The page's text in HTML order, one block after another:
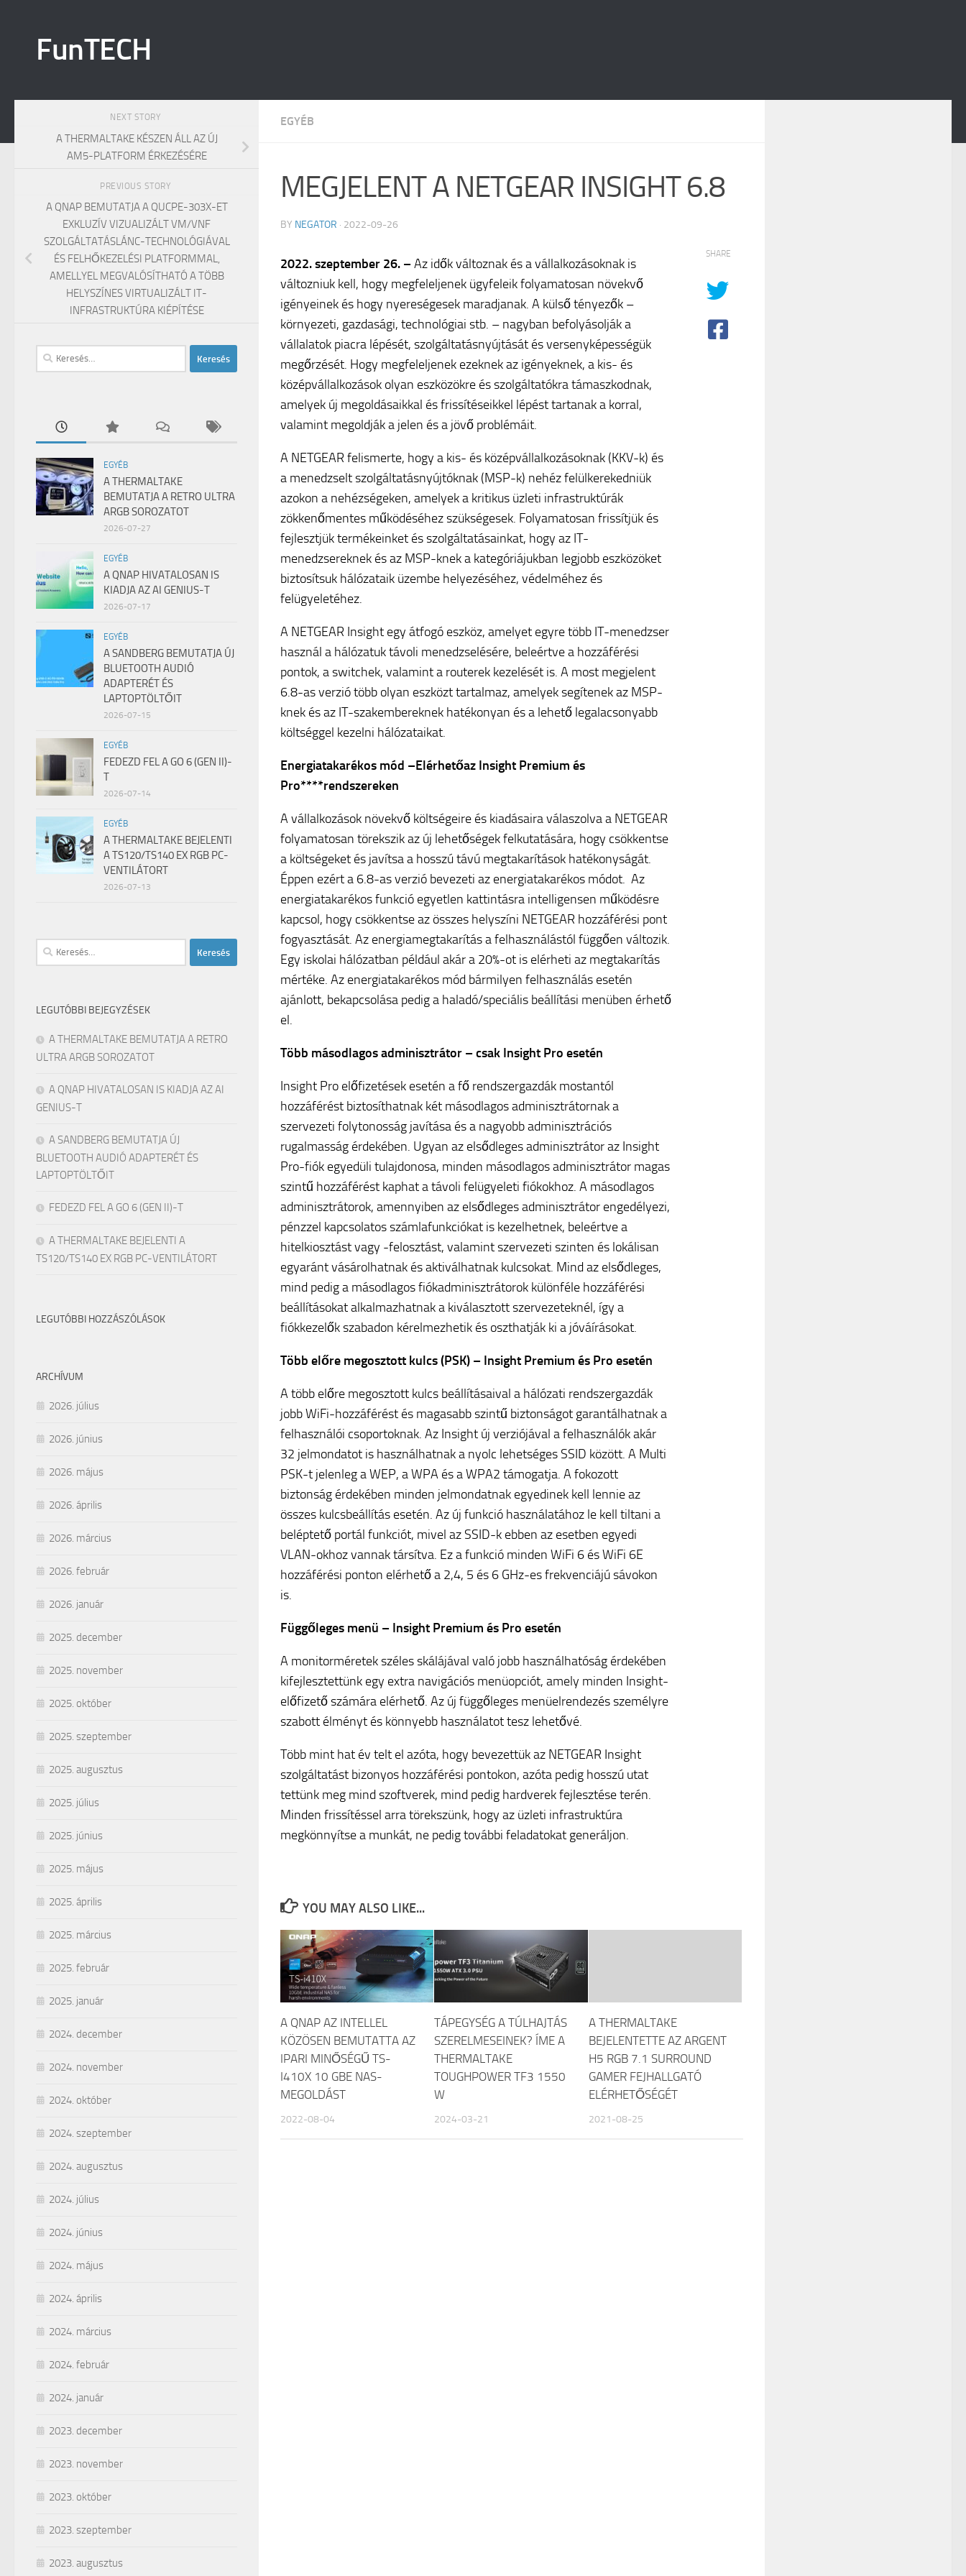
FunTECH
EGYÉB
MEGJELENT A NETGEAR INSIGHT 6.8
BY NEGATOR · 2022-09-26
2022. szeptember 26. –Az idők változnak és a vállalkozásoknak is
változniuk kell, hogy megfeleljenek ügyfeleik folyamatosan növekvő
igényeinek és hogy nyereségesek maradjanak. A külső tényezők –
környezeti, gazdasági, technológiai stb. – nagyban befolyásolják a
vállalatok piacra lépését, szolgáltatásnyújtását és versenyképességük
megőrzését. Hogy megfeleljenek ezeknek az igényeknek, a kis- és
középvállalkozások olyan eszközökre és szolgáltatókra támaszkodnak,
amelyek új megoldásaikkal és frissítéseikkel lépést tartanak a korral,
valamint megoldják a jelen és a jövő problémáit.
A NETGEAR felismerte, hogy a kis- és középvállalkozásoknak (KKV-k) és
a menedzselt szolgáltatásnyújtóknak (MSP-k) nehéz felülkerekedniük
azokon a nehézségeken, amelyek a kritikus üzleti infrastruktúrák
zökkenőmentes működéséhez szükségesek. Folyamatosan frissítjük és
fejlesztjük termékeinket és szolgáltatásainkat, hogy az IT-
menedzsereknek és az MSP-knek a kategóriájukban legjobb eszközöket
biztosítsuk hálózataik üzembe helyezéséhez, védelméhez és
felügyeletéhez.
A NETGEAR Insight egy átfogó eszköz, amelyet egyre több IT-menedzser
használ a hálózatuk távoli menedzselésére, beleértve a hozzáférési
pontok, a switchek, valamint a routerek kezelését is. A most megjelent
6.8-as verzió több olyan eszközt tartalmaz, amelyek segítenek az MSP-
knek és az IT-szakembereknek hatékonyan és a lehető legalacsonyabb
költséggel kezelni hálózataikat.
Energiatakarékos mód –Elérhetőaz Insight Premium és
Pro****rendszereken
A vállalkozások növekvő költségeire és kiadásaira válaszolva a NETGEAR
folyamatosan törekszik az új lehetőségek felkutatására, hogy csökkentse
a költségeket és javítsa a hosszú távú megtakarítások hatékonyságát.
Éppen ezért a 6.8-as verzió bevezeti az energiatakarékos módot. Az
energiatakarékos funkció egyetlen kattintásra intelligensen működésre
kapcsol, hogy csökkentse az összes helyszíni NETGEAR hozzáférési pont
fogyasztását. Az energiamegtakarítás a felhasználástól függően változik.
Egy iskolai hálózatban például akár a 20%-ot is elérheti az megtakarítás
mértéke. Az energiatakarékos mód bármilyen felhasználás esetén
ajánlott, bekapcsolása pedig a haladó/speciális beállítási menüben érhető
el.
Több másodlagos adminisztrátor – csak Insight Pro esetén
Insight Pro előfizetések esetén a fő rendszergazdák mostantól
hozzáférést biztosíthatnak két másodlagos adminisztrátornak a
szervezeti folytonosság javítása és a nagyobb adminisztrációs
rugalmasság érdekében. Ugyan az elsődleges adminisztrátor az Insight
Pro-fiók egyedüli tulajdonosa, minden másodlagos adminisztrátor magas
szintű hozzáférést kaphat a távoli felügyeleti fiókokhoz. A másodlagos
adminisztrátorok, amennyiben az elsődleges adminisztrátor engedélyezi,
pénzzel kapcsolatos számlafunkciókat is kezelhetnek, beleértve a
hitelkiosztást vagy -felosztást, valamint szervezeti szinten és lokálisan
egyaránt vásárolhatnak és aktiválhatnak kulcsokat. Mind az elsődleges,
mind pedig a másodlagos fiókadminisztrátorok különféle hozzáférési
beállításokat alkalmazhatnak a kiválasztott szervezeteknél, így a
fiókkezelők szabadon kérelmezhetik és oszthatják ki a jóváírásokat.
Több előre megosztott kulcs (PSK) – Insight Premium és Pro esetén
A több előre megosztott kulcs beállításaival a hálózati rendszergazdák
jobb WiFi-hozzáférést és magasabb szintű biztonságot garantálhatnak a
felhasználói csoportoknak. Az Insight új verziójával a felhasználók akár
32 jelmondatot is használhatnak a nyolc lehetséges SSID között. A Multi
PSK-t jelenleg a WEP, a WPA és a WPA2 támogatja. A fokozott
biztonság érdekében minden jelmondatnak egyedinek kell lennie az
összes kulcsbeállítás esetén. Az új funkció használatához le kell tiltani a
beléptető portál funkciót, mivel az SSID-k ebben az esetben egyedi
VLAN-okhoz vannak társítva. Ez a funkció minden WiFi 6 és WiFi 6E
hozzáférési ponton elérhető a 2,4, 5 és 6 GHz-es frekvenciájú sávokon
is.
Függőleges menü – Insight Premium és Pro esetén
A monitorméretek széles skálájával való jobb használhatóság érdekében
kifejlesztettünk egy extra navigációs menüopciót, amely minden Insight-
előfizető számára elérhető. Az új függőleges menüelrendezés személyre
szabott élményt és könnyebb használatot tesz lehetővé.
Több mint hat év telt el azóta, hogy bevezettük az NETGEAR Insight
szolgáltatást bizonyos hozzáférési pontokon, azóta pedig hosszú utat
tettünk meg mind szoftverek, mind pedig hardverek fejlesztése terén.
Minden frissítéssel arra törekszünk, hogy az üzleti infrastruktúra
megkönnyítse a munkát, ne pedig további feladatokat generáljon.
SHARE
YOU MAY ALSO LIKE...
A QNAP AZ INTELLEL
KÖZÖSEN BEMUTATTA AZ
IPARI MINŐSÉGŰ TS-
I410X 10 GBE NAS-
MEGOLDÁST
2022-08-04
TÁPEGYSÉG A TÚLHAJTÁS
SZERELMESEINEK? ÍME A
THERMALTAKE
TOUGHPOWER TF3 1550
W
2024-03-21
A THERMALTAKE
BEJELENTETTE AZ ARGENT
H5 RGB 7.1 SURROUND
GAMER FEJHALLGATÓ
ELÉRHETŐSÉGÉT
2021-08-25
NEXT STORY
A THERMALTAKE KÉSZEN ÁLL AZ ÚJ
AM5-PLATFORM ÉRKEZÉSÉRE
PREVIOUS STORY
A QNAP BEMUTATJA A QUCPE-303X-ET
EXKLUZÍV VIZUALIZÁLT VM/VNF
SZOLGÁLTATÁSLÁNC-TECHNOLÓGIÁVAL
ÉS FELHŐKEZELÉSI PLATFORMMAL,
AMELLYEL MEGVALÓSÍTHATÓ A TÖBB
HELYSZÍNES VIRTUALIZÁLT IT-
INFRASTRUKTÚRA KIÉPÍTÉSE
Keresés:
EGYÉB
A THERMALTAKE
BEMUTATJA A RETRO ULTRA
ARGB SOROZATOT
2026-07-27
EGYÉB
A QNAP HIVATALOSAN IS
KIADJA AZ AI GENIUS-T
2026-07-17
EGYÉB
A SANDBERG BEMUTATJA ÚJ
BLUETOOTH AUDIÓ
ADAPTERÉT ÉS
LAPTOPTÖLTŐIT
2026-07-15
EGYÉB
FEDEZD FEL A GO 6 (GEN II)-
T
2026-07-14
EGYÉB
A THERMALTAKE BEJELENTI
A TS120/TS140 EX RGB PC-
VENTILÁTORT
2026-07-13
Keresés:
LEGUTÓBBI BEJEGYZÉSEK
A THERMALTAKE BEMUTATJA A RETRO
ULTRA ARGB SOROZATOT
A QNAP HIVATALOSAN IS KIADJA AZ AI
GENIUS-T
A SANDBERG BEMUTATJA ÚJ
BLUETOOTH AUDIÓ ADAPTERÉT ÉS
LAPTOPTÖLTŐIT
FEDEZD FEL A GO 6 (GEN II)-T
A THERMALTAKE BEJELENTI A
TS120/TS140 EX RGB PC-VENTILÁTORT
LEGUTÓBBI HOZZÁSZÓLÁSOK
ARCHÍVUM
2026. július
2026. június
2026. május
2026. április
2026. március
2026. február
2026. január
2025. december
2025. november
2025. október
2025. szeptember
2025. augusztus
2025. július
2025. június
2025. május
2025. április
2025. március
2025. február
2025. január
2024. december
2024. november
2024. október
2024. szeptember
2024. augusztus
2024. július
2024. június
2024. május
2024. április
2024. március
2024. február
2024. január
2023. december
2023. november
2023. október
2023. szeptember
2023. augusztus